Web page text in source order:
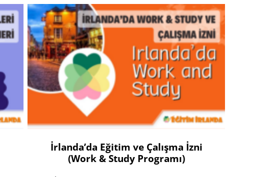
İrlanda’da Eğitim ve Çalışma İzni
(Work & Study Programı)